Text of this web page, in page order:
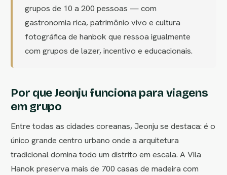
grupos de 10 a 200 pessoas — com
gastronomia rica, patrimônio vivo e cultura
fotográfica de hanbok que ressoa igualmente
com grupos de lazer, incentivo e educacionais.
Por que Jeonju funciona para viagens
em grupo
Entre todas as cidades coreanas, Jeonju se destaca: é o
único grande centro urbano onde a arquitetura
tradicional domina todo um distrito em escala. A Vila
Hanok preserva mais de 700 casas de madeira com